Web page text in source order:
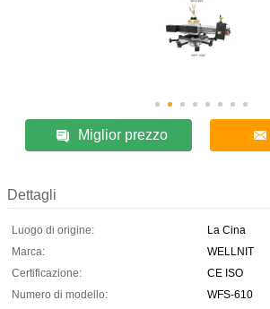
Miglior prezzo
Dettagli
Luogo di origine:
La Cina
Marca:
WELLNIT
Certificazione:
CE ISO
Numero di modello:
WFS-610